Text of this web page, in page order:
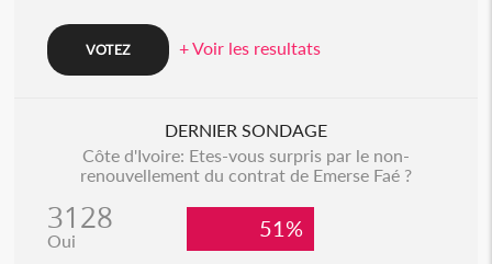
+ Voir les resultats
DERNIER SONDAGE
Côte d'Ivoire: Etes-vous surpris par le non-
renouvellement du contrat de Emerse Faé ?
3128
Oui 51%